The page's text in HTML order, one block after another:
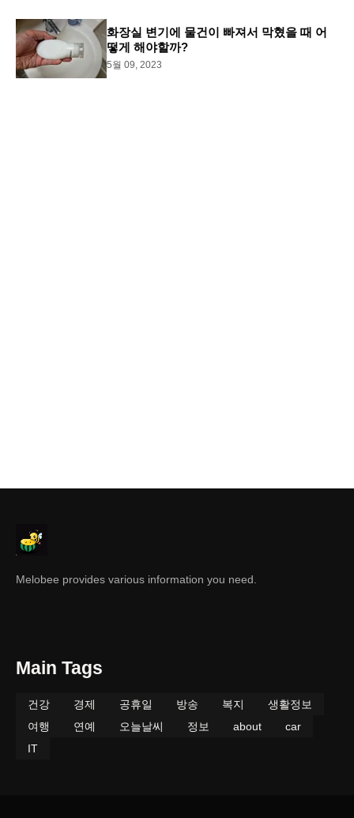
화장실 변기에 물건이 빠져서 막혔을 때 어
떻게 해야할까?
5월 09, 2023
Melobee provides various information you need.
Main Tags
건강 경제 공휴일 방송 복지
생활정보
여행
연예 오늘날씨 정보 about
car
IT